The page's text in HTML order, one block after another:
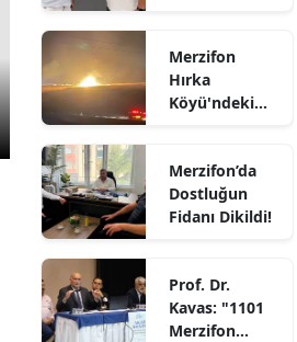
Denizli
Diyarbakır
Elazığ
Erzurum
Eskişehir
da Futbolcu
Taraması
Başlayacak
Merzifon
Hırka
Köyü'ndeki
Alındı
Merzifon’da
Dostluğun
Fidanı Dikildi!
Prof. Dr.
Kavas: "1101
Merzifon